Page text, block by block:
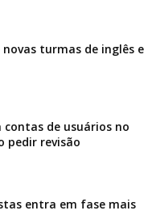
turmas de inglês e
de usuários no
pedir revisão
entra em fase mais